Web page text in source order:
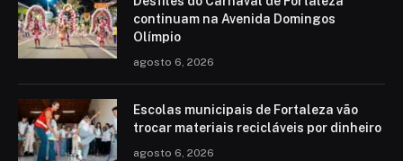
continuam na Avenida Domingos
Olímpio
agosto 6, 2026
Escolas municipais de Fortaleza vão
trocar materiais recicláveis por dinheiro
agosto 6, 2026